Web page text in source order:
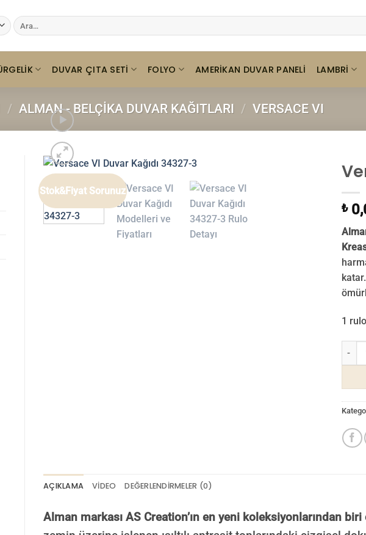
Ara:
DUVAR ÇITA SETI FOLYO AMERIKAN DUVAR PANELI LAMBRI
/ ALMAN - BELÇIKA DUVAR KAĞITLARI / VERSACE VI
Stok&Fiyat Sorunuz
₺
1
AÇIKLAMA VIDEO DEĞERLENDIRMELER (0)
Alman markası AS Creation’ın en yeni koleksiyonlarından